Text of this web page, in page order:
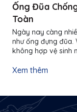
Ống Đũa
Toàn
Ngày nay càng
như ống đựng đũa.
không hợp vệ sinh
các mẫu ống đũa
trường hiện nay đa
nhiều kiểu dáng,
Xem thêm